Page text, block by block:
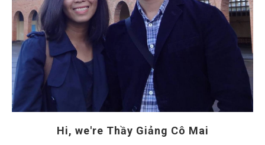
Hi, we're Thầy Giảng Cô Mai